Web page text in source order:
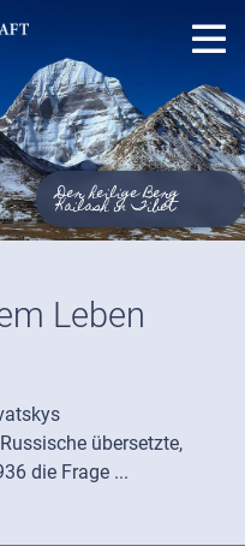
Der heilige Berg
Kailash in Tibet
Leben
übersetzte,
die Frage ...